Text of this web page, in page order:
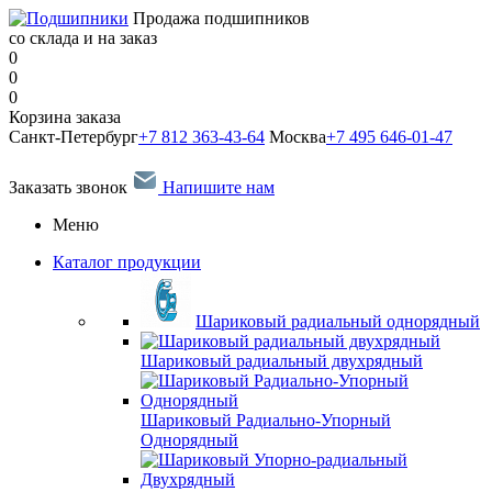
Продажа подшипников
со склада и на заказ
0
0
0
Корзина заказа
Санкт-Петербург+7 812 363-43-64 Москва+7 495 646-01-47
Заказать звонок
Напишите нам
Меню
Каталог продукции
Шариковый радиальный однорядный
Шариковый радиальный двухрядный
Шариковый Радиально-Упорный
Однорядный